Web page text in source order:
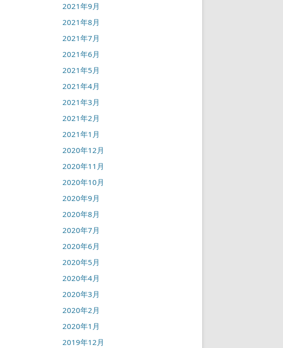
2021年9月
2021年8月
2021年7月
2021年6月
2021年5月
2021年4月
2021年3月
2021年2月
2021年1月
2020年12月
2020年11月
2020年10月
2020年9月
2020年8月
2020年7月
2020年6月
2020年5月
2020年4月
2020年3月
2020年2月
2020年1月
2019年12月